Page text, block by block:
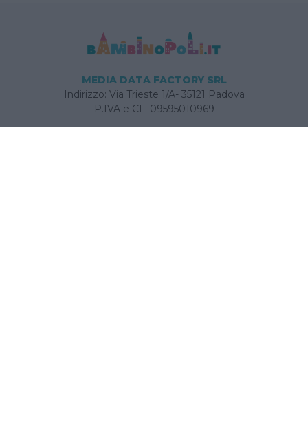
MEDIA DATA FACTORY SRL
Indirizzo: Via Trieste 1/A- 35121 Padova
P.IVA e CF: 09595010969